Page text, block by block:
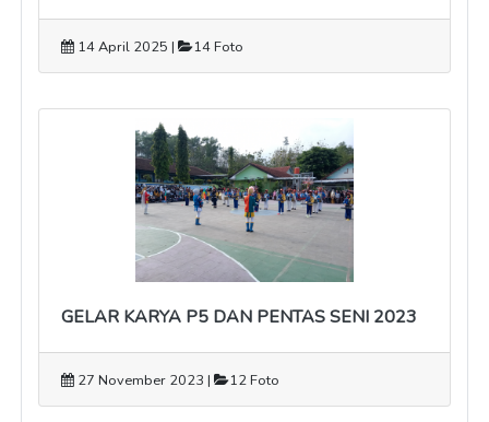
14 April 2025 | 14 Foto
GELAR KARYA P5 DAN PENTAS SENI 2023
27 November 2023 | 12 Foto